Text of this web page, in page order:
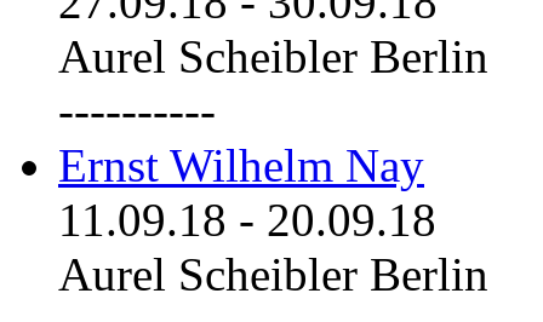
Aurel Scheibler Berlin
----------
Ernst Wilhelm Nay
11.09.18 - 20.09.18
Aurel Scheibler Berlin